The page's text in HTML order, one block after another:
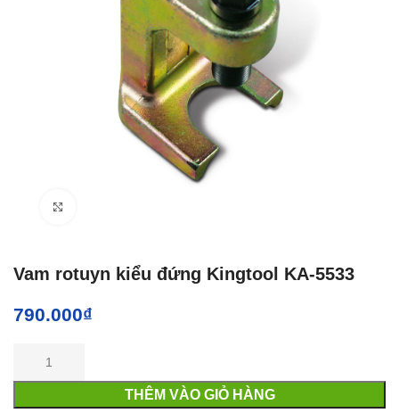
Vam rotuyn kiểu đứng Kingtool KA-5533
790.000₫
THÊM VÀO GIỎ HÀNG